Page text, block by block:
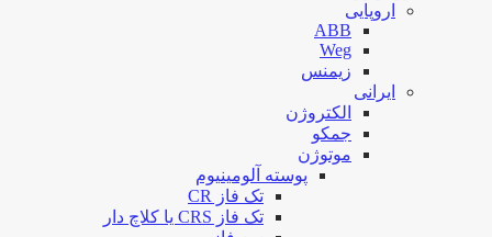
اروپایی
ABB
Weg
زیمنس
ایرانی
الکتروژن
جمکو
موتوژن
پوسته آلومینیوم
تک فاز CR
تک فاز CRS یا کلاچ دار